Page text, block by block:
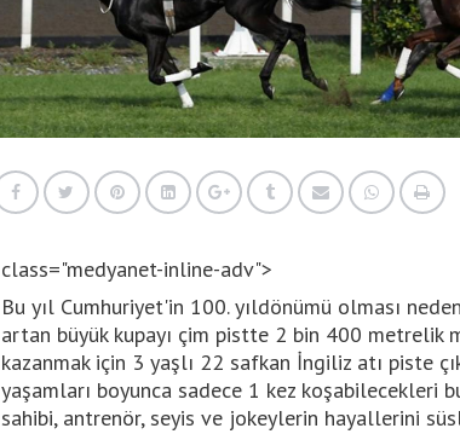
class="medyanet-inline-adv">
Bu yıl Cumhuriyet'in 100. yıldönümü olması
artan büyük kupayı çim pistte 2 bin 400 metrelik
kazanmak için 3 yaşlı 22 safkan İngiliz atı piste
yaşamları boyunca sadece 1 kez koşabilecekleri
sahibi, antrenör, seyis ve jokeylerin hayallerini